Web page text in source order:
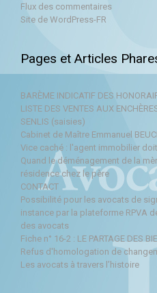
Flux des commentaires
Site de WordPress-FR
Pages et Articles
BARÈME INDICATIF DES
LISTE DES VENTES AUX
SENLIS (saisies)
Cabinet de Maître Emmanuel
Vice caché : l'agent immobilier
Quand le déménagement de la
résidence chez le père
CONTACT
Possibilité pour les avocats de
instance par la plateforme RPVA
des avocats
Fiche n° 16-2 : LE PARTAGE DES
Refus d'homologation de
Les avocats à travers l’histoire